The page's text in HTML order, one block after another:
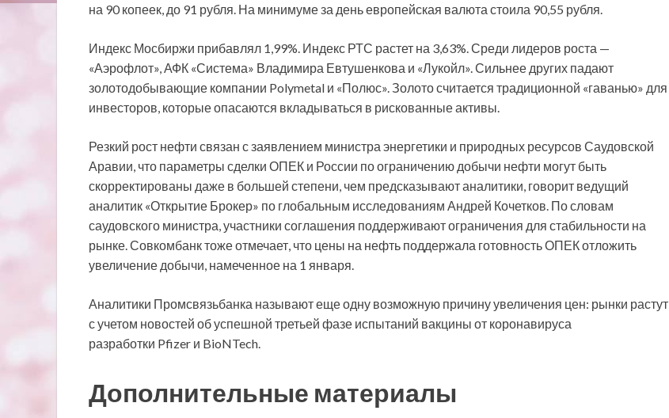
на 90 копеек, до 91 рубля. На минимуме за день европейская валюта стоила 90,55 рубля.
Индекс Мосбиржи прибавлял 1,99%. Индекс РТС растет на 3,63%. Среди лидеров роста —
«Аэрофлот», АФК «Система» Владимира Евтушенкова и «Лукойл». Сильнее других падают
золотодобывающие компании Polymetal и «Полюс». Золото считается традиционной «гаванью» для
инвесторов, которые опасаются вкладываться в рискованные активы.
Резкий рост нефти связан с заявлением министра энергетики и природных ресурсов Саудовской
Аравии, что параметры сделки ОПЕК и России по ограничению добычи нефти могут быть
скорректированы даже в большей степени, чем предсказывают аналитики, говорит ведущий
аналитик «Открытие Брокер» по глобальным исследованиям Андрей Кочетков. По словам
саудовского министра, участники соглашения поддерживают ограничения для стабильности на
рынке. Совкомбанк тоже отмечает, что цены на нефть поддержала готовность ОПЕК отложить
увеличение добычи, намеченное на 1 января.
Аналитики Промсвязьбанка называют еще одну возможную причину увеличения цен: рынки растут
с учетом новостей об успешной третьей фазе испытаний вакцины от коронавируса
разработки Pfizer и BioNTech.
Дополнительные материалы